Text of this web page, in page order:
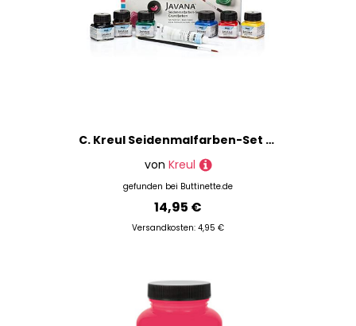
C. Kreul Seidenmalfarben-Set "Grundfarben", 8-teilig
von Kreul
gefunden bei Buttinette.de
14,95 €
Versandkosten: 4,95 €